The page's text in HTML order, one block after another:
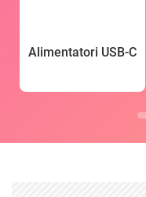
Alimentatori USB-C